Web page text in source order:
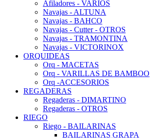
Afiladores - VARIOS
Navajas - ALTUNA
Navajas - BAHCO
Navajas - Cutter - OTROS
Navajas - TRAMONTINA
Navajas - VICTORINOX
ORQUIDEAS
Orq - MACETAS
Orq - VARILLAS DE BAMBOO
Orq -ACCESORIOS
REGADERAS
Regaderas - DIMARTINO
Regaderas - OTROS
RIEGO
Riego - BAILARINAS
BAILARINAS GRAPA